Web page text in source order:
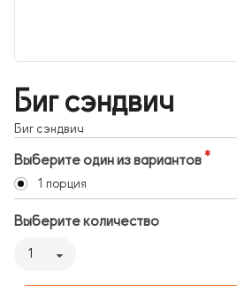
Биг сэндвич
Биг сэндвич
Выберите один из вариантов
1 порция
Выберите количество
1